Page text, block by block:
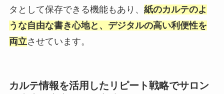
タとして保存できる機能もあり、 紙のカルテのよ
うな自由な書き心地と、デジタルの高い利便性を
両立させています。
カルテ情報を活用したリピート戦略でサロン